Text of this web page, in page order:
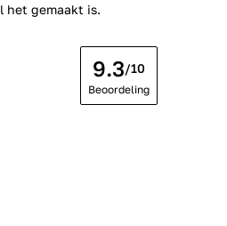
het gemaakt is.
9.3/10
Beoordeling